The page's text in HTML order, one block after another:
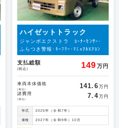
ハイゼットトラック
ジャンボエクストラ ｺｰﾅｰｾﾝｻｰ･
ふらつき警報･ｷｰﾌﾘｰ･ﾏﾆｭｱﾙｴｱｺﾝ
支払総額
(税込) 149 万円
車両本体価格
(税込) 141.6 万円
諸費用
(税込) 7.4万円
年式 2025年（令和7年）
車検 2027年（令和9年）10月